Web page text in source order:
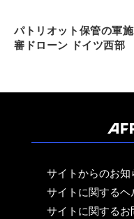
パトリオット保管の軍
審ドローン ドイツ西部
サイトからのお知
サイトに関するヘ
サイトに関するお